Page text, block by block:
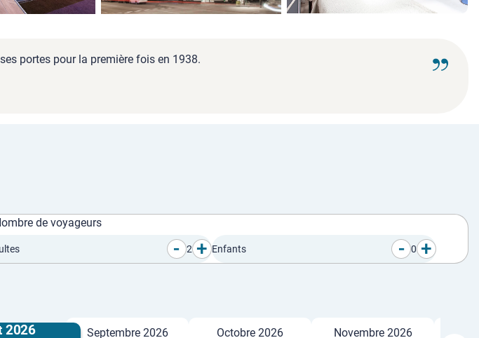
portes pour la première fois en 1938.
de voyageurs
- 2 + Enfants - 0 +
2026 Septembre 2026 Octobre 2026 Novembre 2026